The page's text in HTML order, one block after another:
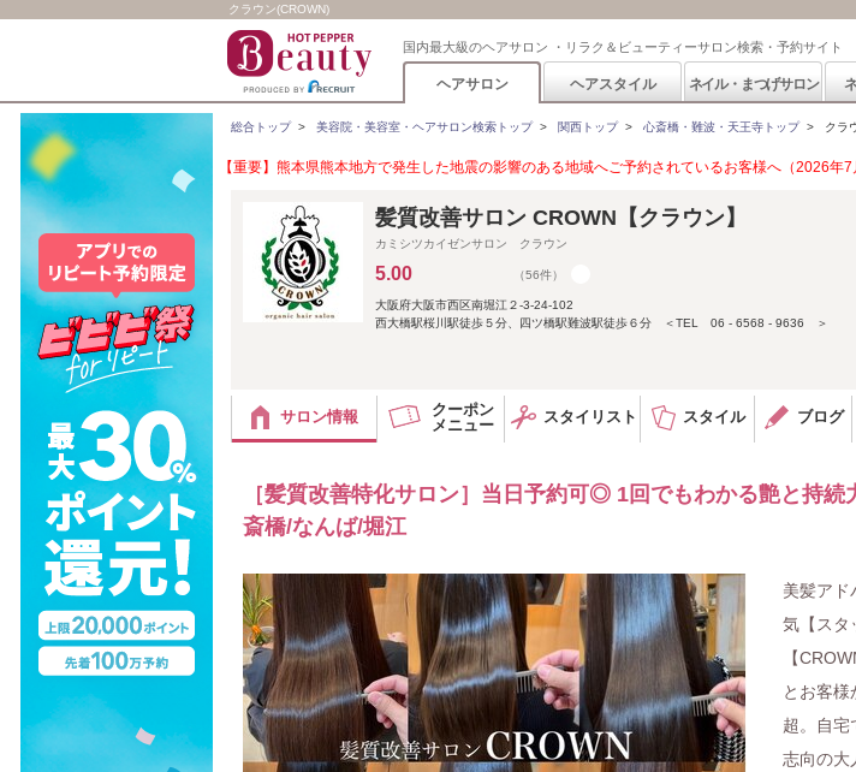
クラウン(CROWN)
国内最大級のヘアサロン ・リラク＆ビューティーサロン検索・予約サイト
ヘアサロン ヘアスタイル ネイル・まつげサロン
総合トップ> 美容院・美容室・ヘアサロン検索トップ> 関西トップ> 心斎橋・難波・天王寺トップ> クラ
【重要】熊本県熊本地方で発生した地震の影響のある地域へご予約されているお客様へ（2026年7
髪質改善サロン CROWN【クラウン】
カミシツカイゼンサロン クラウン
5.00 （56件）
大阪府大阪市西区南堀江２-3-24-102
西大橋駅桜川駅徒歩５分、四ツ橋駅難波駅徒歩６分 ＜TEL 06 - 6568 - 9636 ＞
サロン情報
クーポン
メニュー
スタイリスト スタイル ブログ
［髪質改善特化サロン］当日予約可◎ 1回でもわかる艶と持
斎橋/なんば/堀江
美髪アド
気【スタ
【
とお客様
超。自
志向の大